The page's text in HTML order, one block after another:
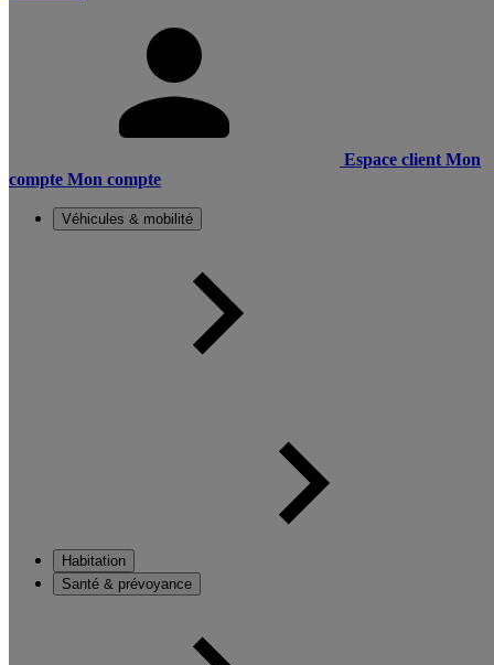
Espace client Mon
compte Mon compte
Véhicules & mobilité
Habitation
Santé & prévoyance